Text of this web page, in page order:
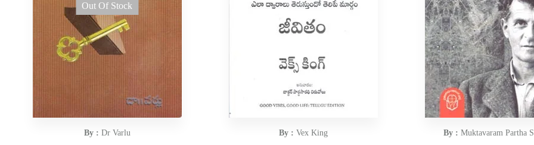
Out Of Stock
By : Dr Varlu By : Vex King By : Muktavaram Partha